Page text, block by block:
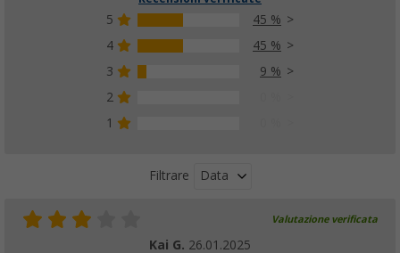
5
45 %
4
45 %
3
9 %
2
1
Filtrare Data
Valutazione verificata
Kai G. 26.01.2025